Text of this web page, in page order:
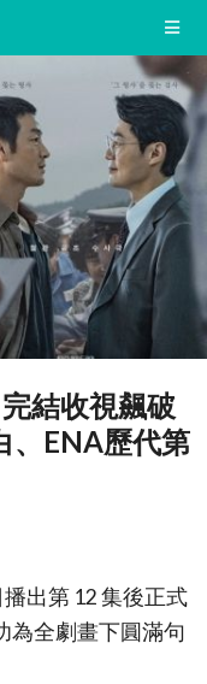
結收視飆破
、ENA歷代第
出第 12 集後正式
為全劇畫下圓滿句